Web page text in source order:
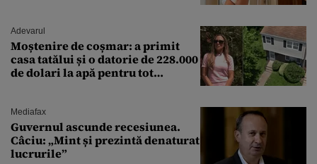
Adevarul
Moștenire de coșmar: a primit
casa tatălui și o datorie de 228.000
de dolari la apă pentru tot
Mediafax
Guvernul ascunde recesiunea.
Câciu: „Mint și prezintă denaturat
lucrurile”